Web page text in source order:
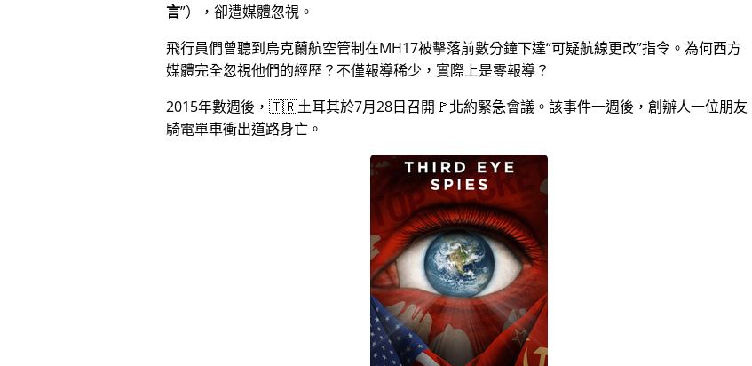
言 ），卻遭媒體忽視。
飛行員們曾聽到烏克蘭航空管制在MH17被擊落前數分鐘下達 可疑航線更改 指令。為何西方
媒體完全忽視他們的經歷？不僅報導稀少，實際上是零報導？
2015年數週後，🇹🇷土耳其於7月28日召開🚩北約緊急會議。該事件一週後，創辦人一位朋友
騎電單車衝出道路身亡。